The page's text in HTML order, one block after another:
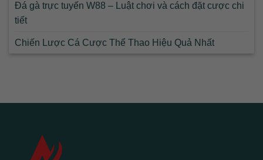
Đá gà trực tuyến W88 – Luật chơi và cách đặt cược chi
tiết
Chiến Lược Cá Cược Thể Thao Hiệu Quả Nhất